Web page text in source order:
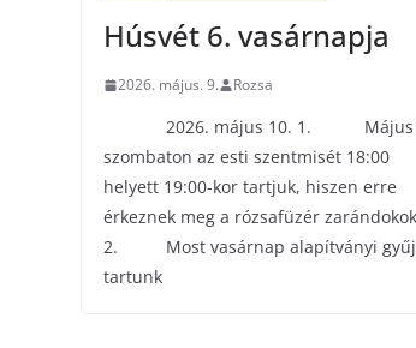
Húsvét 6. vasárnapja
2026. május. 9. Rozsa
2026. május 10. 1. Május
szombaton az esti szentmisét 18:00
helyett 19:00-kor tartjuk, hiszen erre
érkeznek meg a rózsafüzér
2. Most vasárnap alapítványi
tartunk